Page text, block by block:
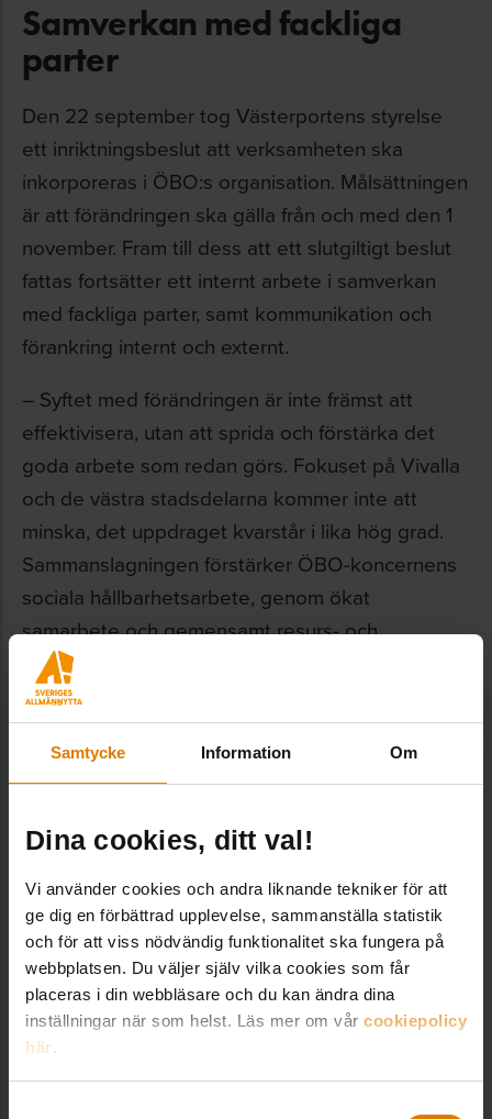
Samtycke Information Om
Dina cookies, ditt val!
Vi använder cookies och andra liknande tekniker för att
ge dig en förbättrad upplevelse, sammanställa statistik
och för att viss nödvändig funktionalitet ska fungera på
webbplatsen. Du väljer själv vilka cookies som får
placeras i din webbläsare och du kan ändra dina
inställningar när som helst. Läs mer om vår cookiepolicy
här.
Samverkan med fackliga
parter
Den 22 september tog Västerportens styrelse
ett inriktningsbeslut att verksamheten ska
inkorporeras i ÖBO:s organisation. Målsättningen
är att förändringen ska gälla från och med den 1
november. Fram till dess att ett slutgiltigt beslut
fattas fortsätter ett internt arbete i samverkan
med fackliga parter, samt kommunikation och
förankring internt och externt.
– Syftet med förändringen är inte främst att
effektivisera, utan att sprida och förstärka det
goda arbete som redan görs. Fokuset på Vivalla
och de västra stadsdelarna kommer inte att
minska, det uppdraget kvarstår i lika hög grad.
Sammanslagningen förstärker ÖBO-koncernens
sociala hållbarhetsarbete, genom ökat
samarbete och gemensamt resurs- och
kompetensnyttjande som skapar större
synergieffekter.
Fler lokalbolag i staden
Örebroporten, som äger, förvaltar och utvecklar
Dela: